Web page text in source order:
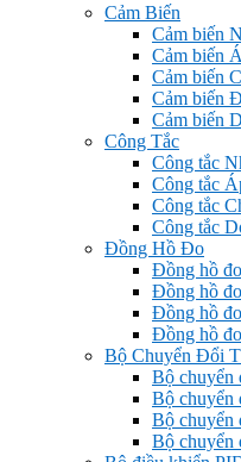
Cảm Biến
Cảm biến
Cảm biến
Cảm biến
Cảm biến
Cảm biến
Công Tắc
Công tắc
Công tắc
Công tắc
Công tắc
Đồng Hồ Đo
Đồng hồ
Đồng hồ
Đồng hồ
Đồng hồ
Bộ Chuyển Đổi
Bộ chuyển
Bộ chuyển
Bộ chuyển
Bộ chuyển